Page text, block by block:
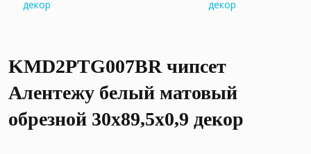
KMD2PTG007BR чипсет
Алентежу белый матовый
обрезной 30x89,5x0,9 декор